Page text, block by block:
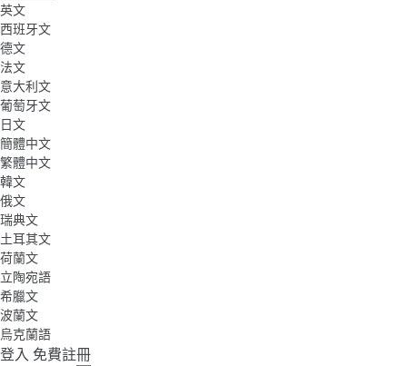
英文
西班牙文
德文
法文
意大利文
葡萄牙文
日文
簡體中文
繁體中文
韓文
俄文
瑞典文
土耳其文
荷蘭文
立陶宛語
希臘文
波蘭文
烏克蘭語
登入 免費註冊